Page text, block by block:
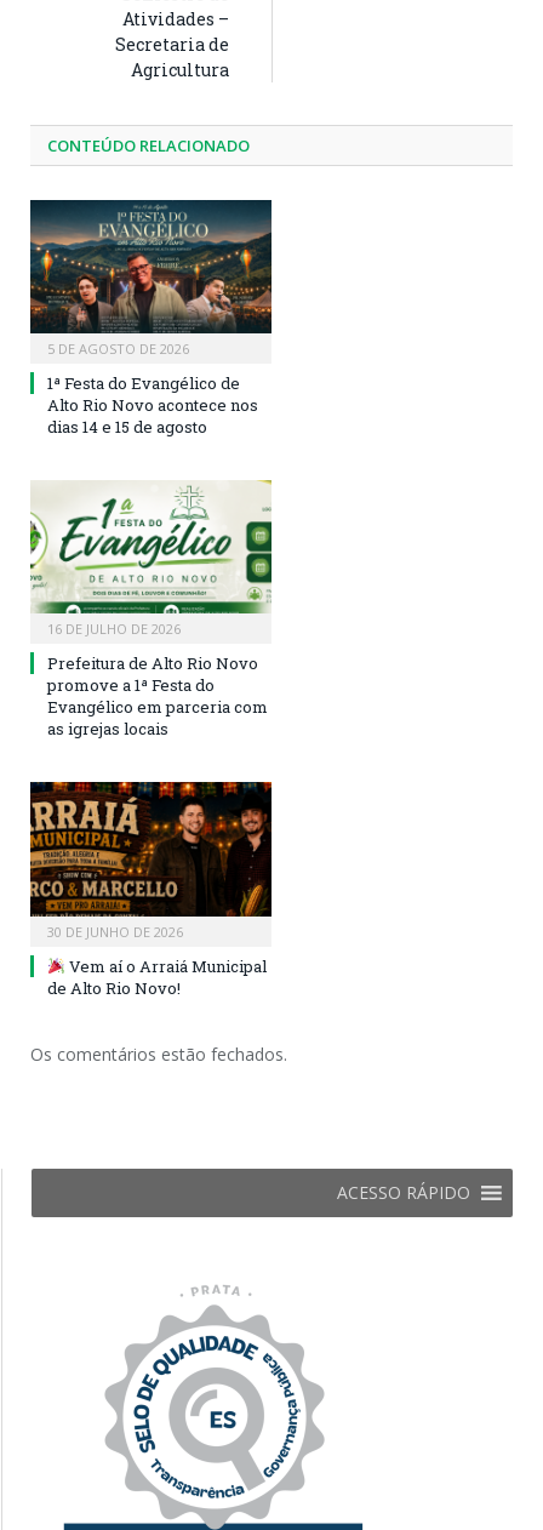
Atividades –
Secretaria de
Agricultura
CONTEÚDO RELACIONADO
5 DE AGOSTO DE 2026
1ª Festa do Evangélico de
Alto Rio Novo acontece nos
dias 14 e 15 de agosto
16 DE JULHO DE 2026
Prefeitura de Alto Rio Novo
promove a 1ª Festa do
Evangélico em parceria com
as igrejas locais
30 DE JUNHO DE 2026
Vem aí o Arraiá Municipal
de Alto Rio Novo!
Os comentários estão fechados.
ACESSO RÁPIDO